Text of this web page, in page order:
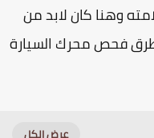
وهنا كان لابد من
فحص محرك السيارة